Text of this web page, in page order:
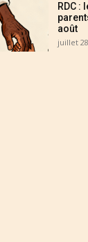
RDC :
août
juillet